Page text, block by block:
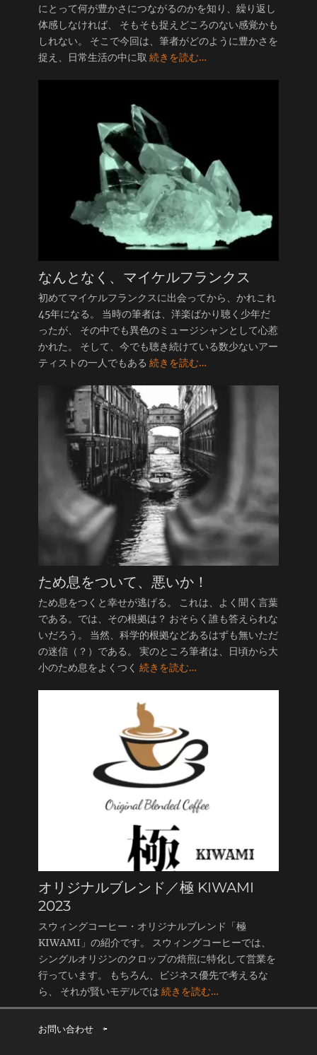
にとって何が豊かさにつながるのかを知り、繰り返し
体感しなければ、 そもそも捉えどころのない感覚かも
しれない。 そこで今回は、筆者がどのように豊かさを
捉え、日常生活の中に取 続きを読む…
なんとなく、マイケルフランクス
初めてマイケルフランクスに出会ってから、かれこれ
45年になる。 当時の筆者は、洋楽ばかり聴く少年だ
ったが、 その中でも異色のミュージシャンとして心惹
かれた。 そして、今でも聴き続けている数少ないアー
ティストの一人でもある 続きを読む…
ため息をついて、悪いか！
ため息をつくと幸せが逃げる。 これは、よく聞く言葉
である。では、その根拠は？ おそらく誰も答えられな
いだろう。 当然、科学的根拠などあるはずも無いただ
の迷信（？）である。 実のところ筆者は、日頃から大
小のため息をよくつく 続きを読む…
オリジナルブレンド／極 KIWAMI
2023
スウィングコーヒー・オリジナルブレンド「極
KIWAMI」の紹介です。 スウィングコーヒーでは、
シングルオリジンのクロップの焙煎に特化して営業を
行っています。 もちろん、ビジネス優先で考えるな
ら、 それが賢いモデルでは 続きを読む…
お問い合わせ ⇦